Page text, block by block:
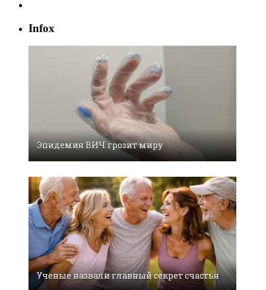
Infox
Эпидемия ВИЧ грозит миру
Ученые назвали главный секрет счастья